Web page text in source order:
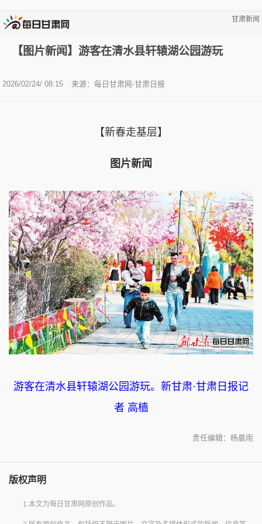
甘肃新闻
【图片新闻】游客在清水县轩辕湖公园游玩
2026/02/24/ 08:15 来源：每日甘肃网-甘肃日报
【新春走基层】
图片新闻
游客在清水县轩辕湖公园游玩。新甘肃·甘肃日报记
者 高樯
责任编辑：杨晨雨
版权声明
1.本文为每日甘肃网原创作品。